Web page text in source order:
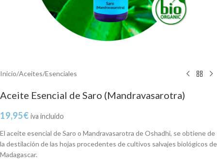
Inicio/Aceites/Esenciales
Aceite Esencial de Saro (Mandravasarotra)
19,95€ iva incluido
El aceite esencial de Saro o Mandravasarotra de Oshadhi, se obtiene de
la destilación de las hojas procedentes de cultivos salvajes biológicos de
Madagascar.